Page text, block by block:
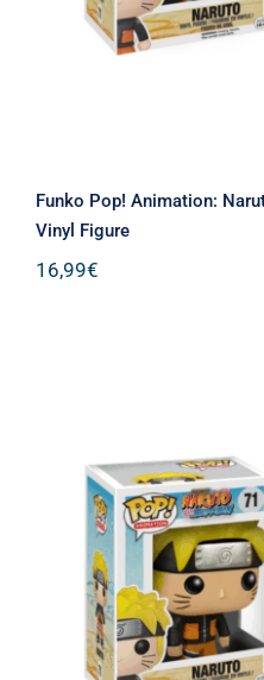
Funko Pop! Animation:
Vinyl Figure
16,99€
Funko Pop!
Shippuden –